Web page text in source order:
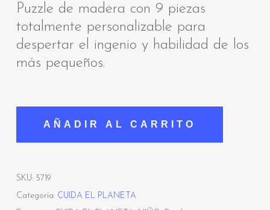
Puzzle de madera con 9 piezas
totalmente personalizable para
despertar el ingenio y habilidad de los
más pequeños.
AÑADIR AL CARRITO
SKU: 5719
Categoría: CUIDA EL PLANETA